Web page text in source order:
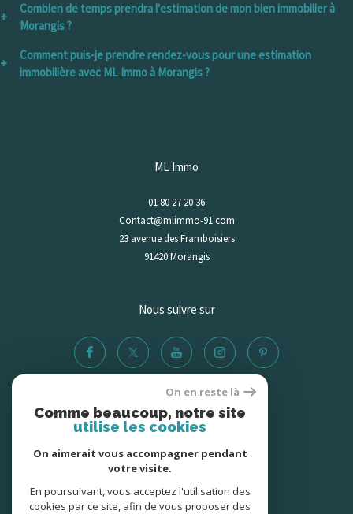
Combien de temps prendra l'estimation de mon bien immobilier à
Morangis ?
La durée de l'estimation dépend de divers facteurs, tels que la taille et
Comment puis-je prendre rendez-vous pour une estimation
immobilière avec ML Immo à Morangis ?
temps et de répondre à toutes vos questions.
ML Immo
01 80 27 20 36
Contact@mlimmo-91.com
23 avenue des Framboisiers
91420
morangis
Nous suivre sur
Adhérents
On en reste là
Comme beaucoup, notre site
utilise les cookies
On aimerait vous accompagner pendant
votre visite.
En poursuivant, vous acceptez l'utilisation des
cookies par ce site, afin de vous proposer des